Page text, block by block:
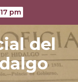
pm
del